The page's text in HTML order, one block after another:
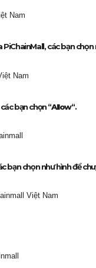
các bạn chọn
bạn chọn “Allow“.
bạn chọn như hình để